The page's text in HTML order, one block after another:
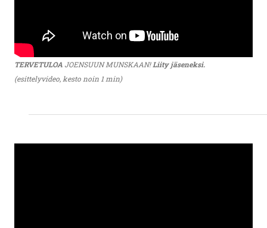
TERVETULOA JOENSUUN MUNSKAAN! Liity jäseneksi.
(esittelyvideo, kesto noin 1 min)